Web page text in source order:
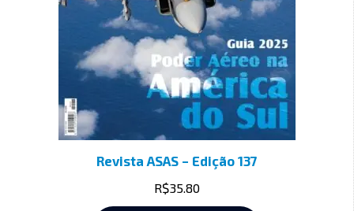
Revista ASAS – Edição 137
R$35.80